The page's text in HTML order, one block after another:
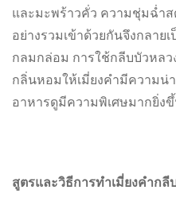
และมะพร้าวคั่ว ความชุ่มฉ่ำ
อย่างรวมเข้าด้วยกันจึงกลาย
กลมกล่อม การใช้กลีบบัวหลว
กลิ่นหอมให้เมี่ยงคำมีความน่
อาหารดูมีความพิเศษมากยิ่ง
สูตรและวิธีการทำเมี่ยงคำกลี